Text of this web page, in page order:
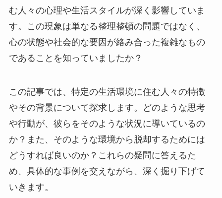
む人々の心理や生活スタイルが深く影響していま
す。この現象は単なる整理整頓の問題ではなく、
心の状態や社会的な要因が絡み合った複雑なもの
であることを知っていましたか？
この記事では、特定の生活環境に住む人々の特徴
やその背景について探求します。どのような思考
や行動が、彼らをそのような状況に導いているの
か？また、そのような環境から脱却するためには
どうすれば良いのか？これらの疑問に答えるた
め、具体的な事例を交えながら、深く掘り下げて
いきます。